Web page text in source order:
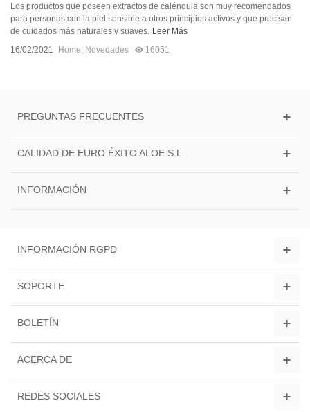
Los productos que poseen extractos de caléndula son muy recomendados
para personas con la piel sensible a otros principios activos y que precisan
de cuidados más naturales y suaves. Leer Más
16/02/2021
Home, Novedades 16051
PREGUNTAS FRECUENTES
CALIDAD DE EURO ÉXITO ALOE S.L.
INFORMACIÓN
INFORMACIÓN RGPD
SOPORTE
BOLETÍN
ACERCA DE
REDES SOCIALES